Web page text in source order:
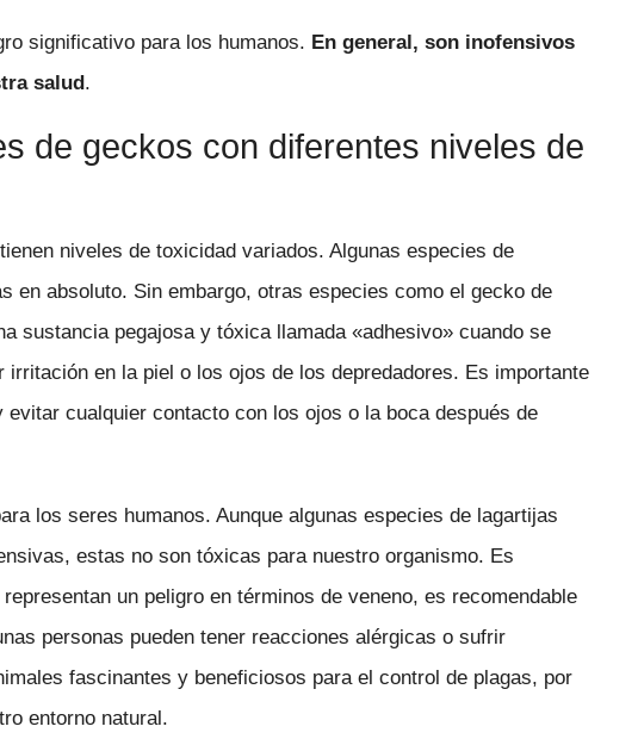
significativo para los humanos. En general, son inofensivos
salud.
de geckos con diferentes niveles de
niveles de toxicidad variados. Algunas especies de
en absoluto. Sin embargo, otras especies como el gecko de
sustancia pegajosa y tóxica llamada «adhesivo» cuando se
en la piel o los ojos de los depredadores. Es importante
cualquier contacto con los ojos o la boca después de
los seres humanos. Aunque algunas especies de lagartijas
estas no son tóxicas para nuestro organismo. Es
un peligro en términos de veneno, es recomendable
personas pueden tener reacciones alérgicas o sufrir
fascinantes y beneficiosos para el control de plagas, por
entorno natural.